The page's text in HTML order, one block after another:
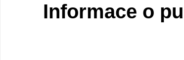
Informace o